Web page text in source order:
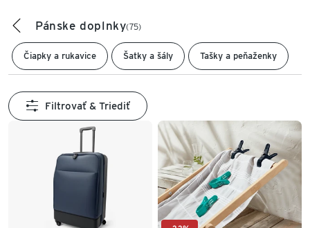
Pánske doplnky(75)
Čiapky a rukavice Šatky a šály Tašky a peňaženky
Filtrovať & Triediť